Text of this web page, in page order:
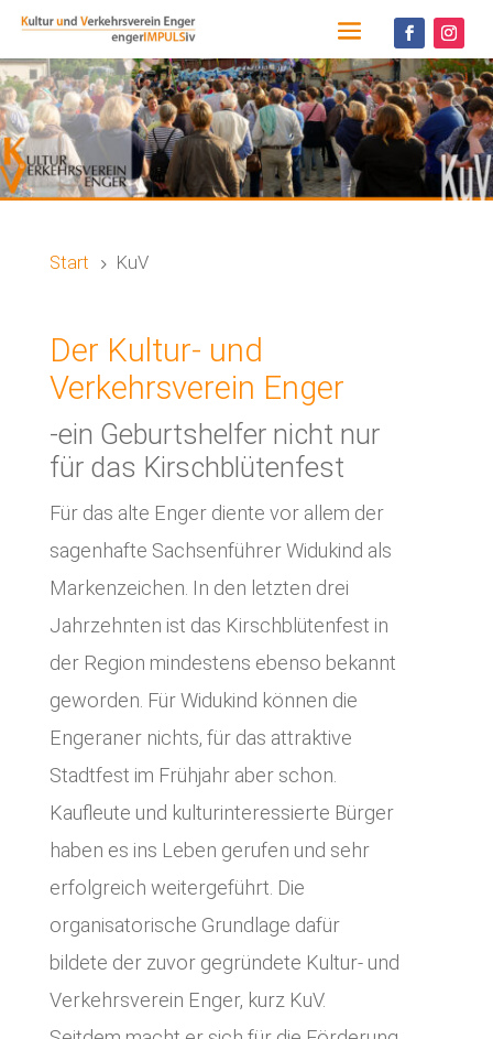
Start 5 KuV
Der Kultur- und
Verkehrsverein Enger
-ein Geburtshelfer nicht nur
für das Kirschblütenfest
Für das alte Enger diente vor allem der
sagenhafte Sachsenführer Widukind als
Markenzeichen. In den letzten drei
Jahrzehnten ist das Kirschblütenfest in
der Region mindestens ebenso bekannt
geworden. Für Widukind können die
Engeraner nichts, für das attraktive
Stadtfest im Frühjahr aber schon.
Kaufleute und kulturinteressierte Bürger
haben es ins Leben gerufen und sehr
erfolgreich weitergeführt. Die
organisatorische Grundlage dafür
bildete der zuvor gegründete Kultur- und
Verkehrsverein Enger, kurz KuV.